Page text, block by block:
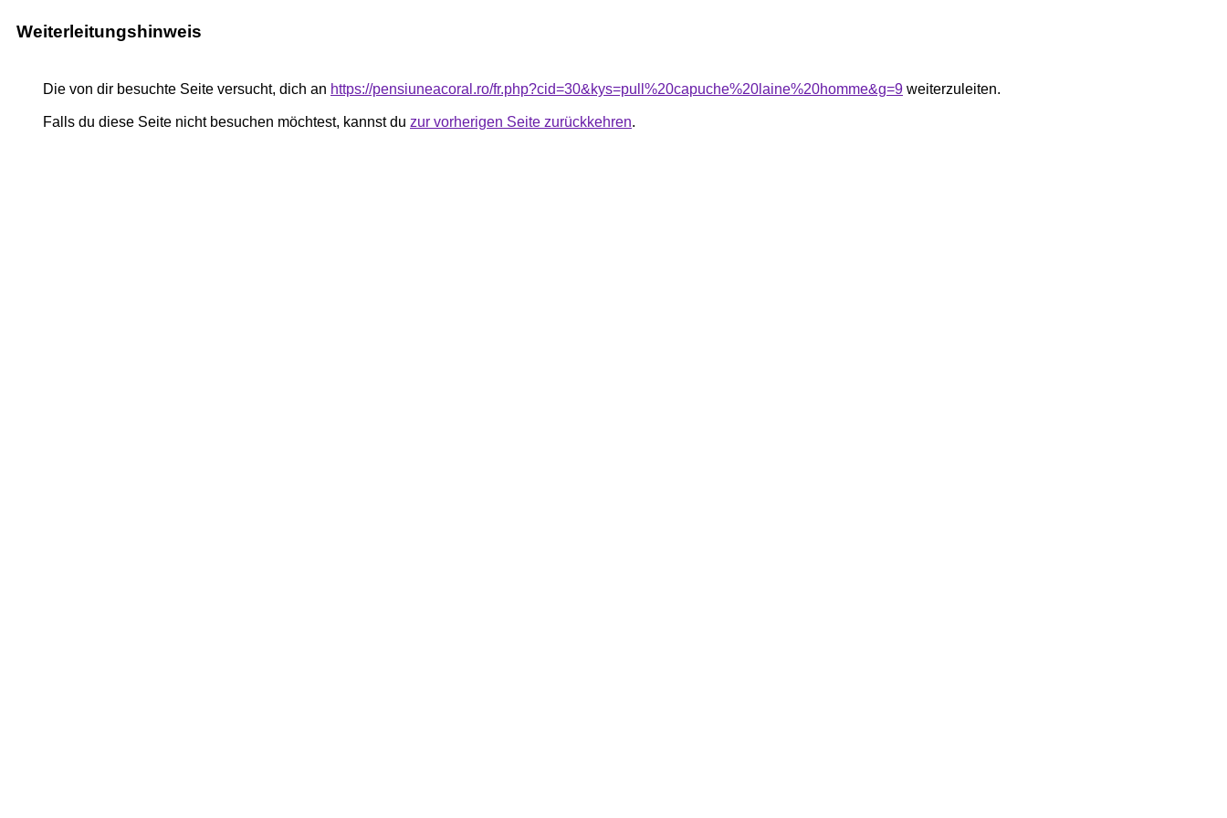
Weiterleitungshinweis
Die von dir besuchte Seite versucht, dich an https://pensiuneacoral.ro/fr.php?cid=30&kys=pull%20capuche%20laine%20homme&g=9 weiterzuleiten.
Falls du diese Seite nicht besuchen möchtest, kannst du zur vorherigen Seite zurückkehren.